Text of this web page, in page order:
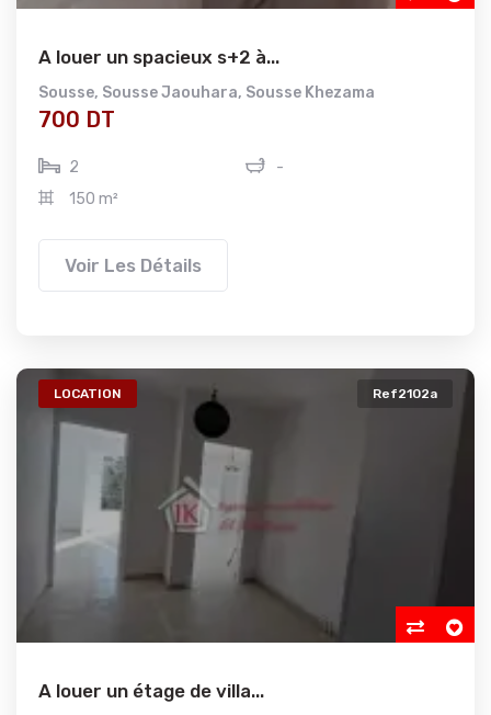
A louer un spacieux s+2 à...
Sousse, Sousse Jaouhara, Sousse Khezama
700 DT
2
-
150 m²
Voir Les Détails
LOCATION Ref2102a
A louer un étage de villa...